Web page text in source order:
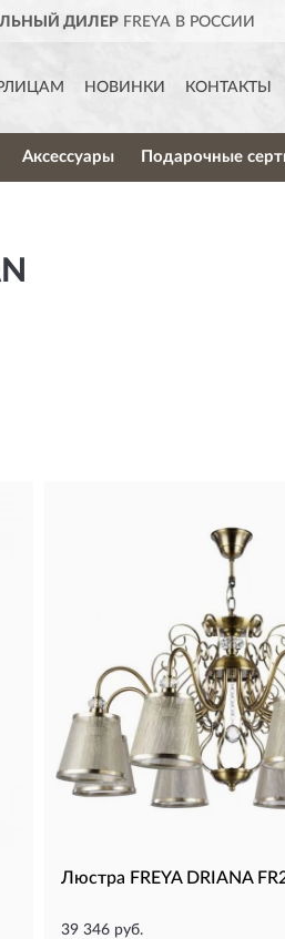
ДИЛЕРFREYA В РОССИИ
НОВИНКИ КОНТАКТЫ
Аксессуары Подарочные
Люстра FREYA DRIANA
39 346 руб.